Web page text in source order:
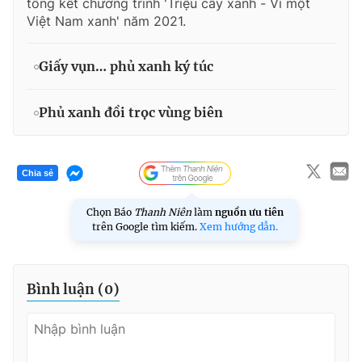
Việt Nam xanh' năm 2021.
Giấy vụn… phủ xanh ký túc
Phủ xanh đồi trọc vùng biên
Chia sẻ
Chọn Báo Thanh Niên làm nguồn ưu tiên
trên Google tìm kiếm. Xem hướng dẫn.
Bình luận (0)